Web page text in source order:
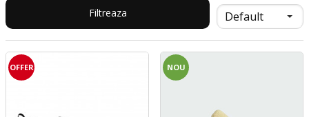
Filtreaza
OFFER NOU